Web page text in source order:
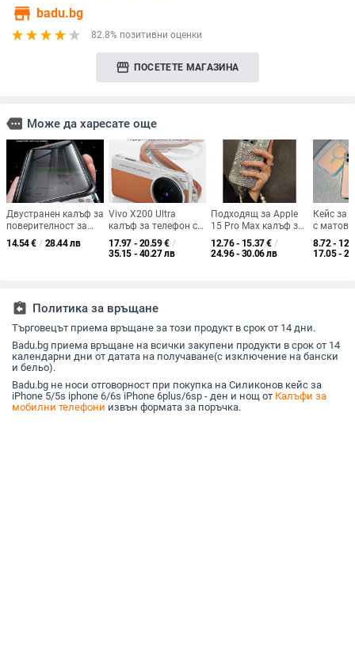
store badu.bg
82.8% позитивни оценки
storefront ПОСЕТЕТЕ МАГАЗИНА
more Може да харесате още
Двустранен калъф за
поверителност за
смартфон с
магнитна стъклена
14.54€ / 28.44 лв
Vivo X200 Ultra
калъф за телефон с
кожена текстура и
стил на камера,
17.97 - 20.59€ /
35.15 - 40.27 лв
Подходящ за Apple
15 Pro Max калъф за
телефон с гривна, 14
Pro луксозен дамски
12.76 - 15.37€ /
24.96 - 30.06 лв
Кейс за
с матов
ефект и
цвят,
8.72 -
17.05 -
assignment_return Политика за връщане
Търговецът приема връщане за този продукт в срок от 14 дни.
Badu.bg приема връщане на всички закупени продукти в срок от 14
календарни дни от датата на получаване(с изключение на бански
и бельо).
Badu.bg не носи отговорност при покупка на Силиконов кейс за
iPhone 5/5s iphone 6/6s iPhone 6plus/6sp - ден и нощ от Калъфи за
мобилни телефони извън формата за поръчка.